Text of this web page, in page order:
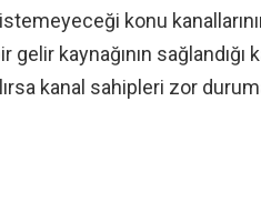
konu
kaynağının sağlandığı
kanal sahipleri zor